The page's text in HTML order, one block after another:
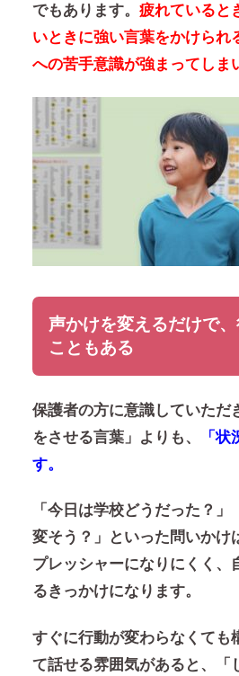
でもあります。 疲れていると
いときに強い言葉をかけられ
への苦手意識が強まってしま
声かけを変えるだけで
こともある
保護者の方に意識していただ
をさせる言葉」よりも、
「
す。
「今日は学校どうだった？
変そう？」といった問いかけ
プレッシャーになりにくく、
るきっかけになります。
すぐに行動が変わらなくても
て話せる雰囲気があると、「